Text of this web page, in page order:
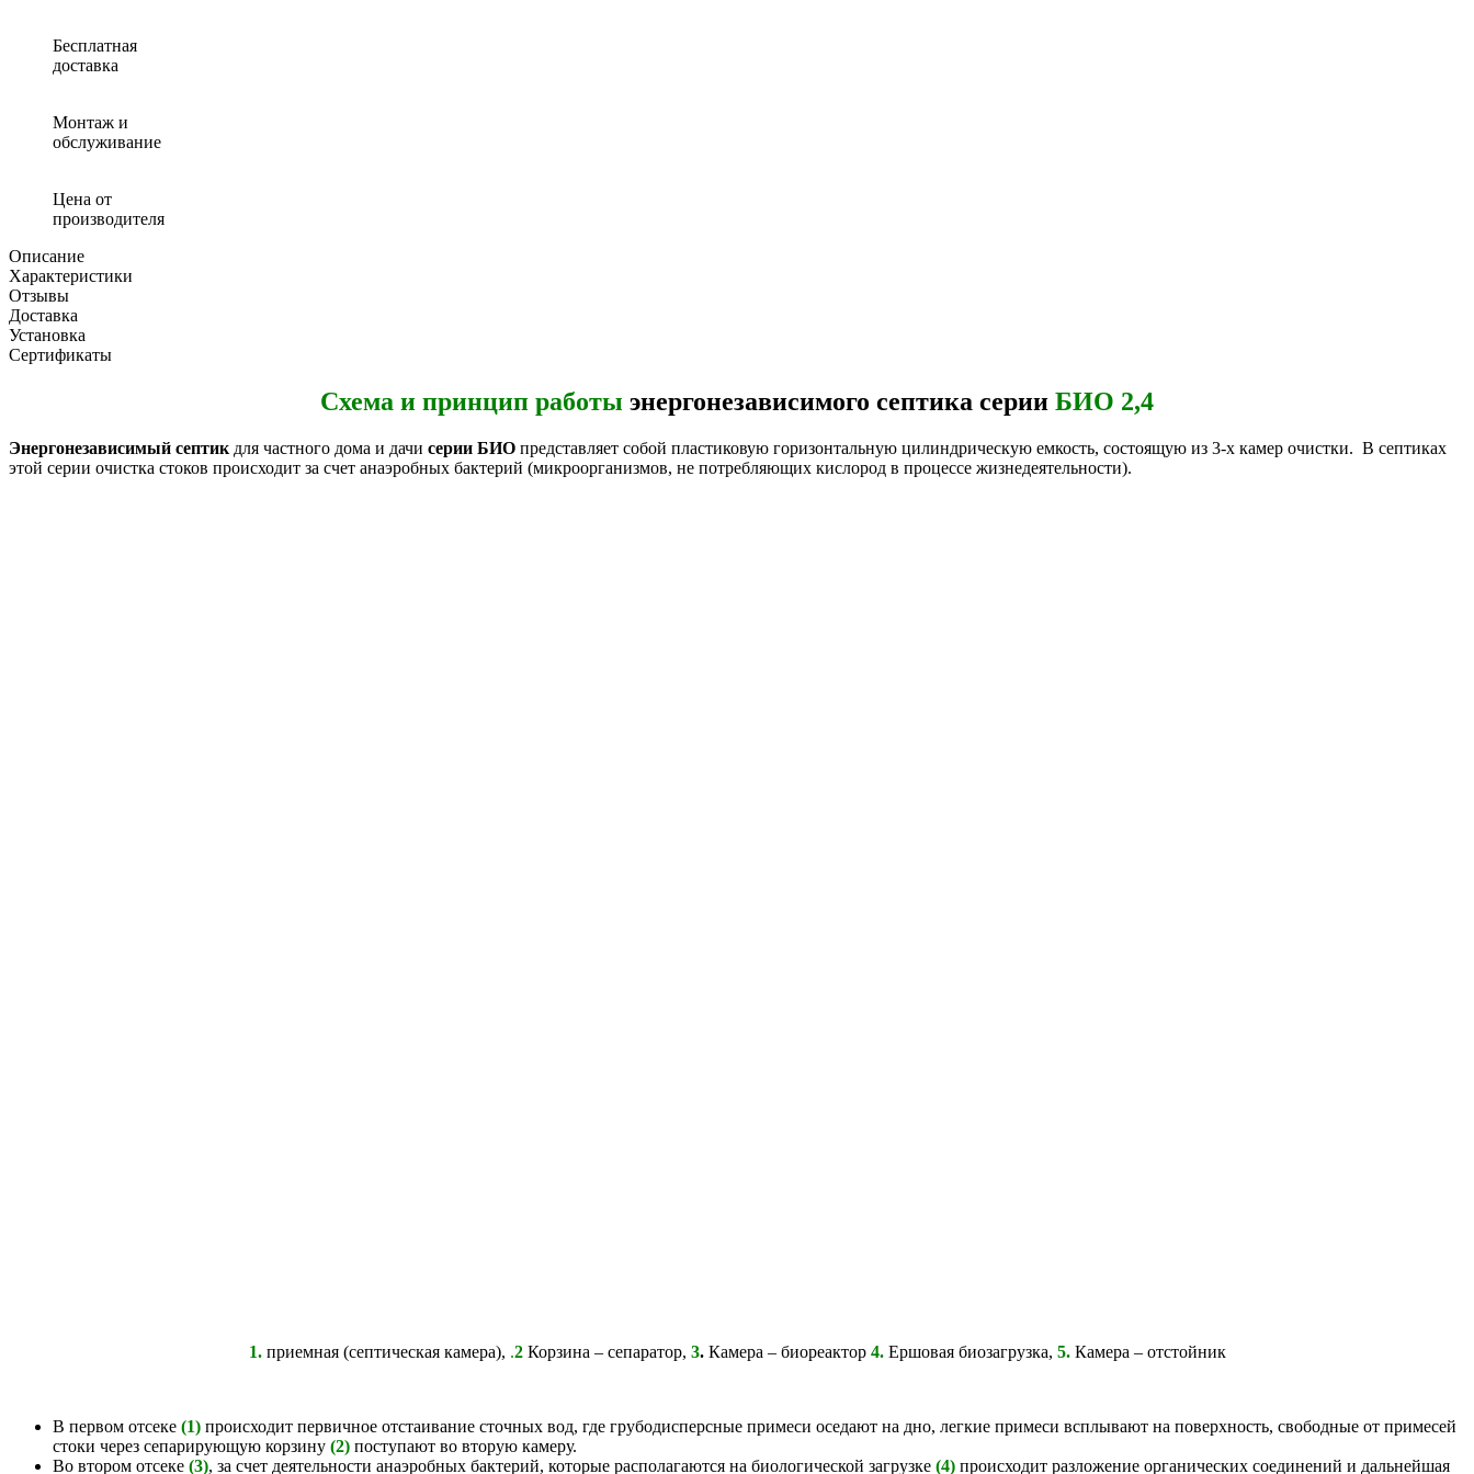
Бесплатная
доставка
Монтаж и
обслуживание
Цена от
производителя
Описание
Характеристики
Отзывы
Доставка
Установка
Сертификаты
Схема и принцип работы энергонезависимого септика серии БИО 2,4
Энергонезависимый септик для частного дома и дачи серии БИО представляет собой пластиковую горизонтальную цилиндрическую емкость, состоящую из 3-х камер очистки. В септиках
этой серии очистка стоков происходит за счет анаэробных бактерий (микроорганизмов, не потребляющих кислород в процессе жизнедеятельности).
1.приемная (септическая камера), .2Корзина – сепаратор, 3.Камера – биореактор 4.Ершовая биозагрузка, 5.Камера – отстойник
В первом отсеке (1) происходит первичное отстаивание сточных вод, где грубодисперсные примеси оседают на дно, легкие примеси всплывают на поверхность, свободные от примесей
стоки через сепарирующую корзину (2) поступают во вторую камеру.
Во втором отсеке (3), за счет деятельности анаэробных бактерий, которые располагаются на биологической загрузке (4) происходит разложение органических соединений и дальнейшая